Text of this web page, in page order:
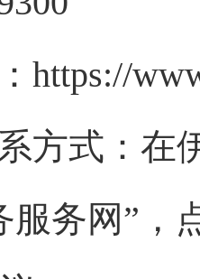
https://
方式 ：在
服务网”，